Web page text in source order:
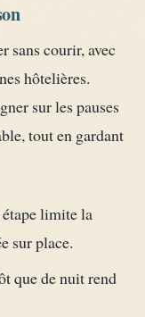
sans courir, avec
hôtelières.
sur les pauses
tout en gardant
limite la
sur place.
que de nuit rend